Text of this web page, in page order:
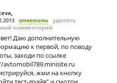
,
ответить удалить
комментарий
Даю дополнительную
к первой, по поводу
заходи по ссылке
avtomobil789.minisite.ru
жми на кнопку